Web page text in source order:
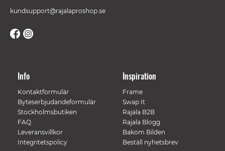
kundsupport@rajalaproshop.se
Info
Kontaktformulär
Byteserbjudandeformulär
Stockholmsbutiken
FAQ
Leveransvillkor
Integritetspolicy
Inspiration
Frame
Swap It
Rajala B2B
Rajala Blogg
Bakom Bilden
Beställ nyhetsbrev